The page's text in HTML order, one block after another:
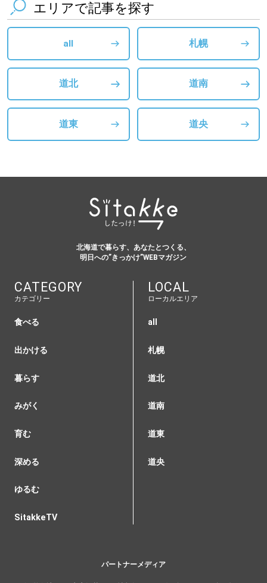
エリアで記事を探す
all 札幌
道北 道南
道東 道央
北海道で暮らす、あなたとつくる、
明日への”きっかけ”WEBマガジン
CATEGORY
カテゴリー
食べる
出かける
暮らす
みがく
育む
深める
ゆるむ
SitakkeTV
LOCAL
ローカルエリア
all
札幌
道北
道南
道東
道央
パートナーメディア